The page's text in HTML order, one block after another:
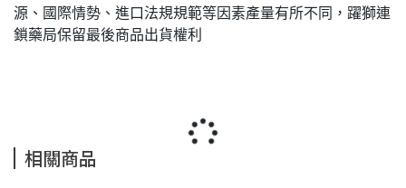
源、國際情勢、進口法規規範等因素產量有所不同，躍獅連
鎖藥局保留最後商品出貨權利
相關商品